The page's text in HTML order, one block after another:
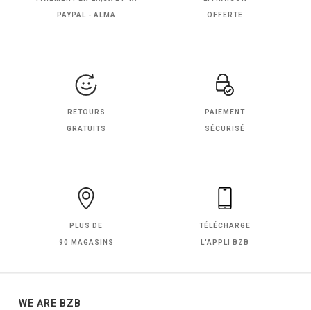
PAYPAL - ALMA OFFERTE
RETOURS
GRATUITS
PAIEMENT
SÉCURISÉ
PLUS DE
90 MAGASINS
TÉLÉCHARGE
L'APPLI BZB
WE ARE BZB